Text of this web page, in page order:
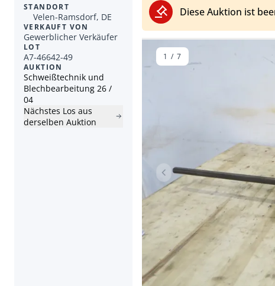
Diese Auktion ist
STANDORT
Velen-Ramsdorf, DE
VERKAUFT VON
Gewerblicher Verkäufer
LOT
A7-46642-49
AUKTION
Schweißtechnik und
Blechbearbeitung 26 /
04
Nächstes Los aus
derselben Auktion
Vorheriger Artikel
1 / 7